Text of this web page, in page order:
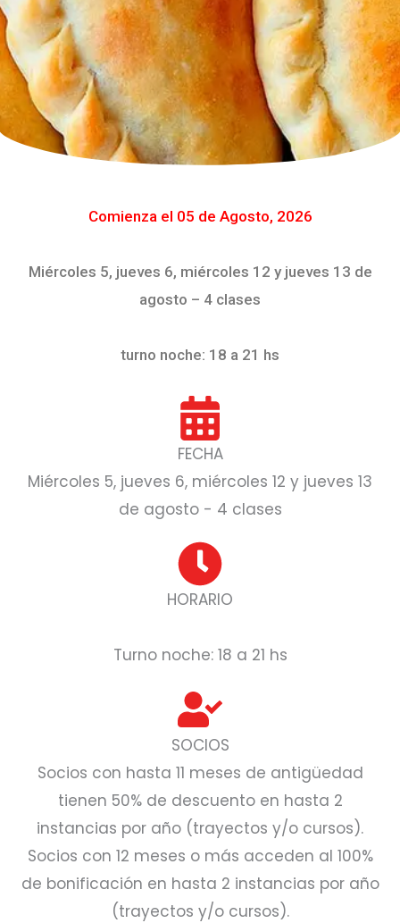
Comienza el 05 de Agosto, 2026
Miércoles 5, jueves 6, miércoles 12 y jueves 13 de
agosto – 4 clases
turno noche: 18 a 21 hs
FECHA
Miércoles 5, jueves 6, miércoles 12 y jueves 13
de agosto - 4 clases
HORARIO
Turno noche: 18 a 21 hs
SOCIOS
Socios con hasta 11 meses de antigüedad
tienen 50% de descuento en hasta 2
instancias por año (trayectos y/o cursos).
Socios con 12 meses o más acceden al 100%
de bonificación en hasta 2 instancias por año
(trayectos y/o cursos).